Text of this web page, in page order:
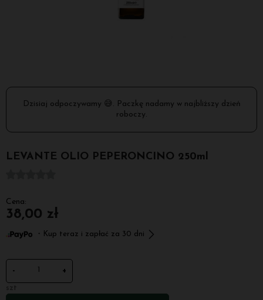
Dzisiaj odpoczywamy 😅. Paczkę nadamy w najbliższy dzień
roboczy.
LEVANTE OLIO PEPERONCINO 250ml
Cena:
38,00 zł
・Kup teraz i zapłać za 30 dni
+
-